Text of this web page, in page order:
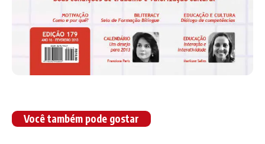
Você também pode gostar